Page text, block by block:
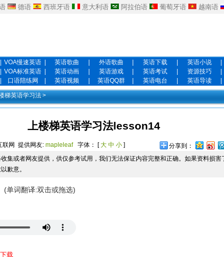
德语 西班牙语 意大利语 阿拉伯语 葡萄牙语 越南语
VOA慢速英语 英语歌曲 外语歌曲 英语下载 英语小说
VOA标准英语 英语动画 英语游戏 英语考试 资源技巧
口语陪练网 英语视频 英语QQ群 英语电台 英语导读
梯英语学习法>
上楼梯英语学习法lesson14
联网 提供网友: mapleleaf 字体： [大 中 小 ]
分享到：
集或者网友提供，供仅参考试用，我们无法保证内容完整和正确。如果资料损害
歉意。
(单词翻译:双击或拖选)